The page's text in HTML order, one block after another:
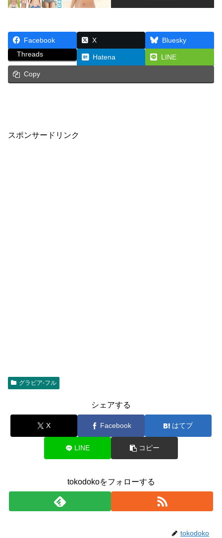
Facebook X
Bluesky
Threads
Hatena LINE
Copy
スポンサードリンク
グラビア-フル
シェアする
X Facebook はてブ
LINE コピー
tokodokoをフォローする
tokodoko